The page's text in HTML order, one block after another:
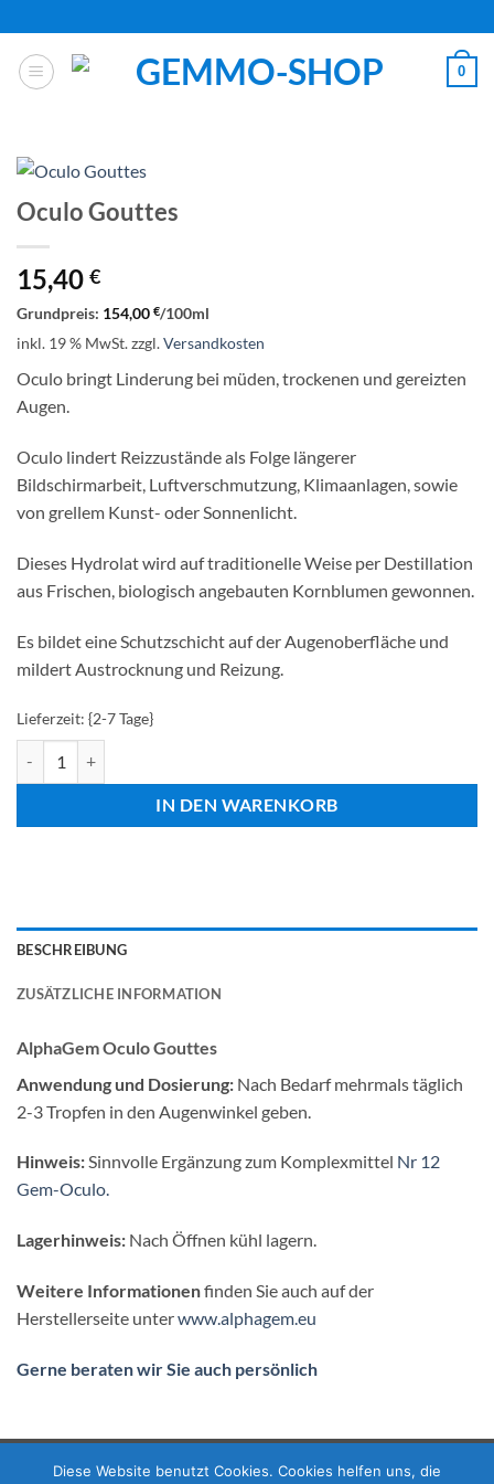
Inhalt
springen
0
Oculo Gouttes
15,40 €
Grundpreis: 154,00 €/100ml
inkl. 19 % MwSt.zzgl.Versandkosten
Oculo bringt Linderung bei müden, trockenen und gereizten
Augen.
Oculo lindert Reizzustände als Folge längerer
Bildschirmarbeit, Luftverschmutzung, Klimaanlagen, sowie
von grellem Kunst- oder Sonnenlicht.
Dieses Hydrolat wird auf traditionelle Weise per Destillation
aus Frischen, biologisch angebauten Kornblumen gewonnen.
Es bildet eine Schutzschicht auf der Augenoberfläche und
mildert Austrocknung und Reizung.
Lieferzeit: {2-7 Tage}
IN DEN WARENKORB
BESCHREIBUNG
ZUSÄTZLICHE INFORMATION
AlphaGem Oculo Gouttes
Anwendung und Dosierung: Nach Bedarf mehrmals täglich
2-3 Tropfen in den Augenwinkel geben.
Hinweis:Sinnvolle Ergänzung zum Komplexmittel Nr 12
Gem-Oculo.
Lagerhinweis: Nach Öffnen kühl lagern.
Weitere Informationenfinden Sie auch auf der
Herstellerseite unterwww.alphagem.eu
Gerne beraten wir Sie auch persönlich
PayPal Visa MasterCard
Diese Website benutzt Cookies. Cookies helfen uns, die